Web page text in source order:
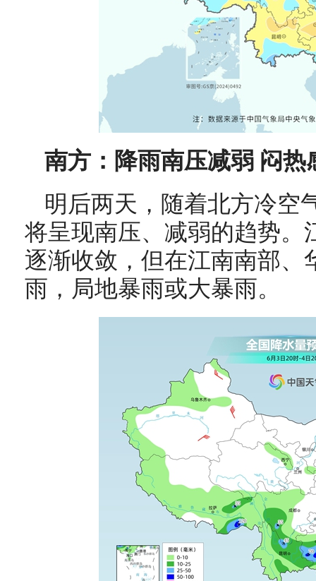
南方：降雨南压减弱 闷热
明后两天，随着北方冷空
将呈现南压、减弱的趋势。
逐渐收敛，但在江南南部、
雨，局地暴雨或大暴雨。